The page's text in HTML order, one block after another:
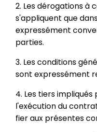
2. Les dérogations à
s'appliquent que
expressément
parties.
3. Les conditions
sont expressément
4. Les tiers
l'exécution du
fier aux présentes